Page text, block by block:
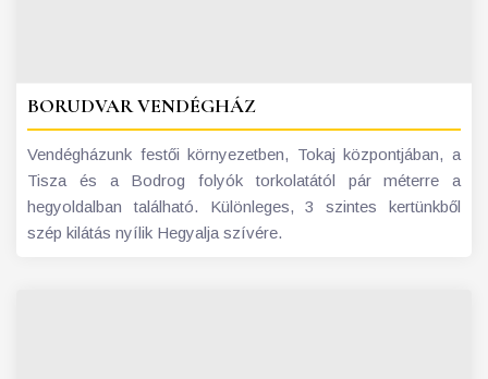
BORUDVAR VENDÉGHÁZ
Vendégházunk festői környezetben, Tokaj központjában, a
Tisza és a Bodrog folyók torkolatától pár méterre a
hegyoldalban található. Különleges, 3 szintes kertünkből
szép kilátás nyílik Hegyalja szívére.